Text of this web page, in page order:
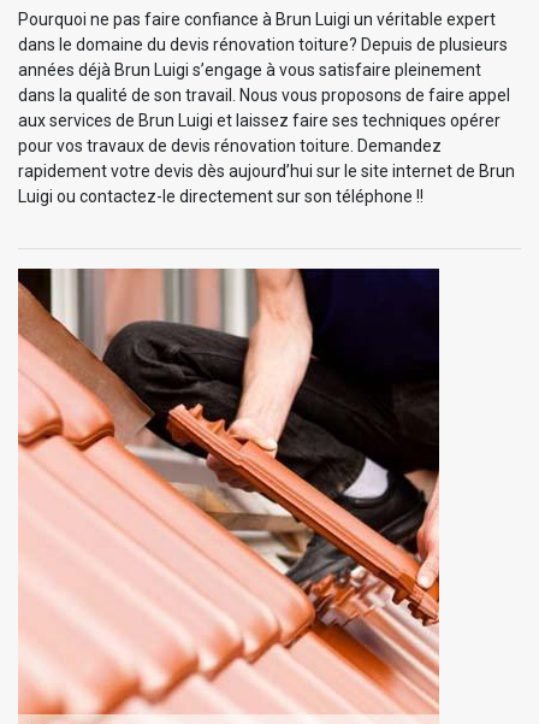
Pourquoi ne pas faire confiance à Brun Luigi un véritable expert
dans le domaine du devis rénovation toiture? Depuis de plusieurs
années déjà Brun Luigi s’engage à vous satisfaire pleinement
dans la qualité de son travail. Nous vous proposons de faire appel
aux services de Brun Luigi et laissez faire ses techniques opérer
pour vos travaux de devis rénovation toiture. Demandez
rapidement votre devis dès aujourd’hui sur le site internet de Brun
Luigi ou contactez-le directement sur son téléphone !!